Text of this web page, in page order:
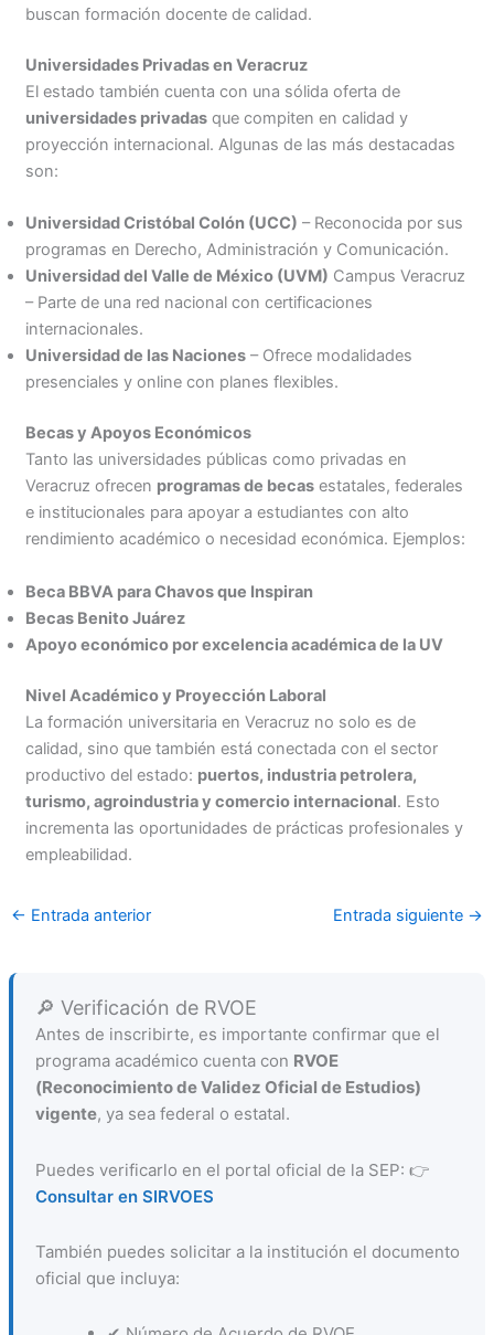
buscan formación docente de calidad.
Universidades Privadas en Veracruz
El estado también cuenta con una sólida oferta de
universidades privadasque compiten en calidad y
proyección internacional. Algunas de las más destacadas
son:
Universidad Cristóbal Colón (UCC) – Reconocida por sus
programas en Derecho, Administración y Comunicación.
Universidad del Valle de México (UVM) Campus Veracruz
– Parte de una red nacional con certificaciones
internacionales.
Universidad de las Naciones– Ofrece modalidades
presenciales y online con planes flexibles.
Becas y Apoyos Económicos
Tanto las universidades públicas como privadas en
Veracruz ofrecen programas de becasestatales, federales
e institucionales para apoyar a estudiantes con alto
rendimiento académico o necesidad económica. Ejemplos:
Beca BBVA para Chavos que Inspiran
Becas Benito Juárez
Apoyo económico por excelencia académica de la UV
Nivel Académico y Proyección Laboral
La formación universitaria en Veracruz no solo es de
calidad, sino que también está conectada con el sector
productivo del estado: puertos, industria petrolera,
turismo, agroindustria y comercio internacional. Esto
incrementa las oportunidades de prácticas profesionales y
empleabilidad.
← Entrada anterior Entrada siguiente →
🔎 Verificación de RVOE
Antes de inscribirte, es importante confirmar que el
programa académico cuenta con RVOE
(Reconocimiento de Validez Oficial de Estudios)
vigente, ya sea federal o estatal.
Puedes verificarlo en el portal oficial de la SEP: 👉
Consultar en SIRVOES
También puedes solicitar a la institución el documento
oficial que incluya: